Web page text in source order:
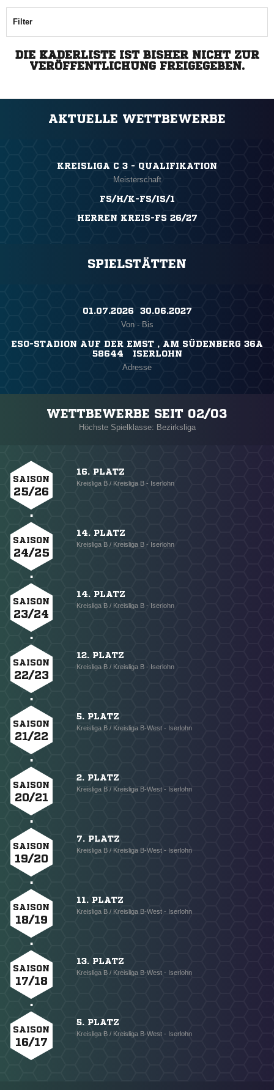
Filter
DIE KADERLISTE IST BISHER NICHT ZUR
VERÖFFENTLICHUNG FREIGEGEBEN.
AKTUELLE WETTBEWERBE
KREISLIGA C 3 - QUALIFIKATION
Meisterschaft
FS/H/K-FS/IS/1
HERREN KREIS-FS 26/27
SPIELSTÄTTEN
01.07.2026 ​ 30.06.2027
Von - Bis
ESO-STADION AUF DER EMST , AM SÜDENBERG 36A
58644 ISERLOHN
Adresse
WETTBEWERBE SEIT 02/03
Höchste Spielklasse: Bezirksliga
SAISON
25/26
16. PLATZ
Kreisliga B / Kreisliga B - Iserlohn
SAISON
24/25
14. PLATZ
Kreisliga B / Kreisliga B - Iserlohn
SAISON
23/24
14. PLATZ
Kreisliga B / Kreisliga B - Iserlohn
SAISON
22/23
12. PLATZ
Kreisliga B / Kreisliga B - Iserlohn
SAISON
21/22
5. PLATZ
Kreisliga B / Kreisliga B-West - Iserlohn
SAISON
20/21
2. PLATZ
Kreisliga B / Kreisliga B-West - Iserlohn
SAISON
19/20
7. PLATZ
Kreisliga B / Kreisliga B-West - Iserlohn
SAISON
18/19
11. PLATZ
Kreisliga B / Kreisliga B-West - Iserlohn
SAISON
17/18
13. PLATZ
Kreisliga B / Kreisliga B-West - Iserlohn
SAISON
16/17
5. PLATZ
Kreisliga B / Kreisliga B-West - Iserlohn